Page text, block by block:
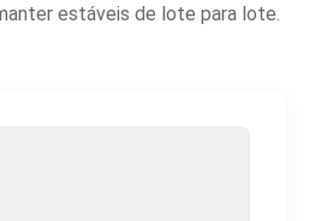
estáveis de lote para lote.